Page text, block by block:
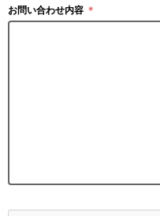
お問い合わせ内容 ＊